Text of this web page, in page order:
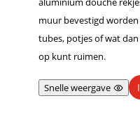
muur bevestigd
tubes, potjes of wat
op kunt ruimen.
Snelle weergave